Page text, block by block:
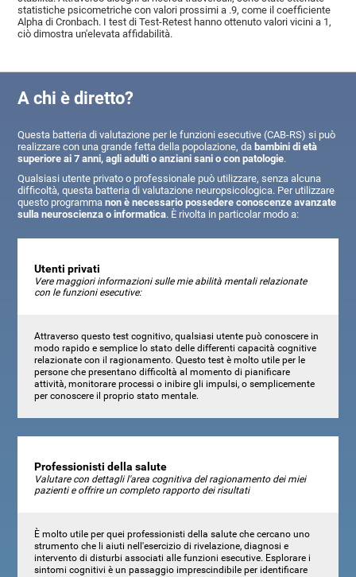
statistiche psicometriche con valori prossimi a .9, come il coefficiente
Alpha di Cronbach. I test di Test-Retest hanno ottenuto valori vicini a 1,
ciò dimostra un'elevata affidabilità.
A chi è diretto?
Questa batteria di valutazione per le funzioni esecutive (CAB-RS) si può
realizzare con una grande fetta della popolazione, da bambini di età
superiore ai 7 anni, agli adulti o anziani sani o con patologie.
Qualsiasi utente privato o professionale può utilizzare, senza alcuna
difficoltà, questa batteria di valutazione neuropsicologica. Per utilizzare
questo programmanon è necessario possedere conoscenze avanzate
sulla neuroscienza o informatica. È rivolta in particolar modo a:
Utenti privati
Vere maggiori informazioni sulle mie abilità mentali relazionate
con le funzioni esecutive:
Attraverso questo test cognitivo, qualsiasi utente può conoscere in
modo rapido e semplice lo stato delle differenti capacità cognitive
relazionate con il ragionamento. Questo test è molto utile per le
persone che presentano difficoltà al momento di pianificare
attività, monitorare processi o inibire gli impulsi, o semplicemente
per conoscere il proprio stato mentale.
Professionisti della salute
Valutare con dettagli l'area cognitiva del ragionamento dei miei
pazienti e offrire un completo rapporto dei risultati
È molto utile per quei professionisti della salute che cercano uno
strumento che li aiuti nell'esercizio di rivelazione, diagnosi e
intervento di disturbi associati alle funzioni esecutive. Esplorare i
sintomi cognitivi è un passaggio imprescindibile per identificare